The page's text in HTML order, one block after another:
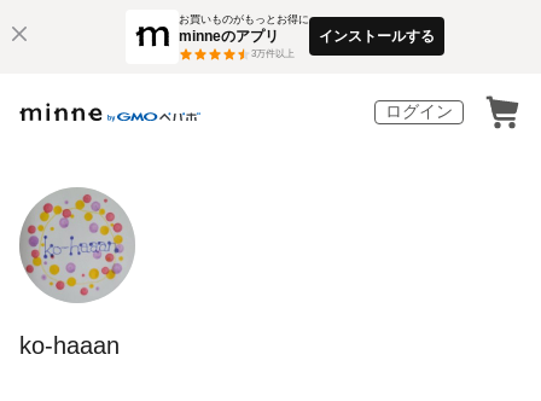
お買いものがもっとお得に
minneのアプリ
3万件以上
インストールする
ログイン
ko-haaan